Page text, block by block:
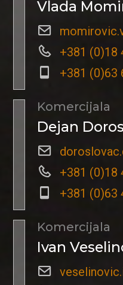
Vlada
+381 (0)18
+381 (0)63
Komercijala
Dejan
+381 (0)18
+381 (0)63
Komercijala
Ivan